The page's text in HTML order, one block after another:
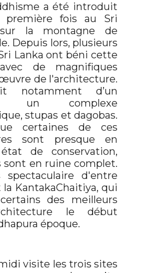
a été introduit
première fois au Sri
la montagne de
Depuis lors, plusieurs
Lanka ont béni cette
de magnifiques
de l'architecture.
notamment d’un
un complexe
stupas et dagobas.
certaines de ces
sont presque en
de conservation,
sont en ruine complet.
spectaculaire d'entre
la KantakaChaitiya, qui
des meilleurs
le début
époque.
midi visite les trois sites